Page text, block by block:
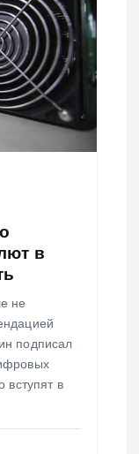
в
не
подписал
вступят в